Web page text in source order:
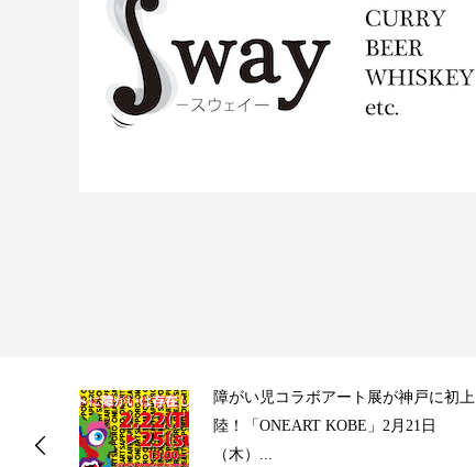
障がい児コラボアート展が神戸に初上
陸！「ONEART KOBE」2月21日
（木）...